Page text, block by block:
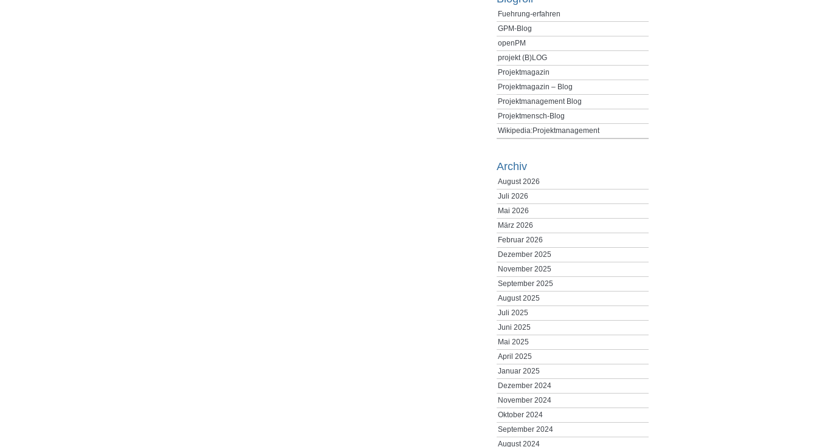
Fuehrung-erfahren
GPM-Blog
openPM
projekt (B)LOG
Projektmagazin
Projektmagazin – Blog
Projektmanagement Blog
Projektmensch-Blog
Wikipedia:Projektmanagement
Archiv
August 2026
Juli 2026
Mai 2026
März 2026
Februar 2026
Dezember 2025
November 2025
September 2025
August 2025
Juli 2025
Juni 2025
Mai 2025
April 2025
Januar 2025
Dezember 2024
November 2024
Oktober 2024
September 2024
August 2024